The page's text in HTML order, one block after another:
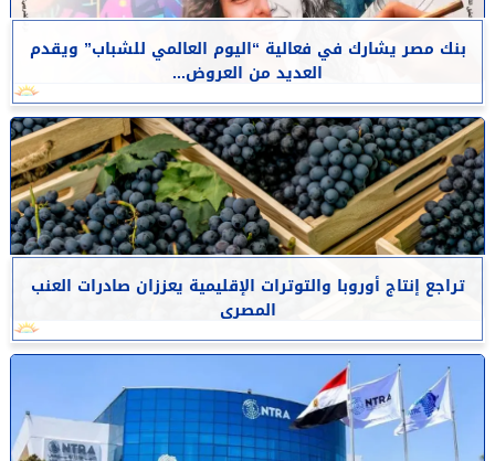
بنك مصر يشارك في فعالية “اليوم العالمي للشباب” ويقدم
العديد من العروض...
تراجع إنتاج أوروبا والتوترات الإقليمية يعززان صادرات العنب
المصرى